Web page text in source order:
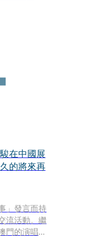
在中國展
的將來再
」發言而持
流活動。繼
門的演唱會